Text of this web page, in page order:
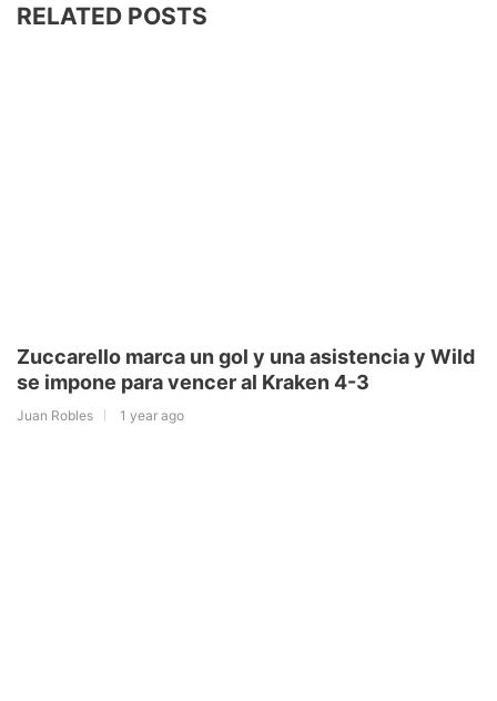
RELATED POSTS
Zuccarello marca un gol y una asistencia y Wild
se impone para vencer al Kraken 4-3
Juan Robles 1 year ago